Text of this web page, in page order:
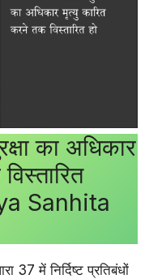
का अधिकार
Sanhita
37 में निर्दिष्ट प्रतिबंधों